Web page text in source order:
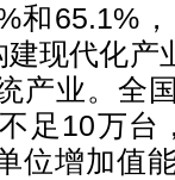
和65.1%
现代化产
产业。全
足10万台
位增加值